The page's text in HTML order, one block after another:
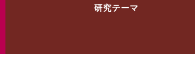
研究テーマ